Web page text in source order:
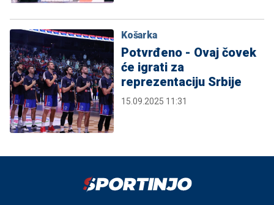
Košarka
Potvrđeno - Ovaj čovek
će igrati za
reprezentaciju Srbije
15.09.2025 11:31